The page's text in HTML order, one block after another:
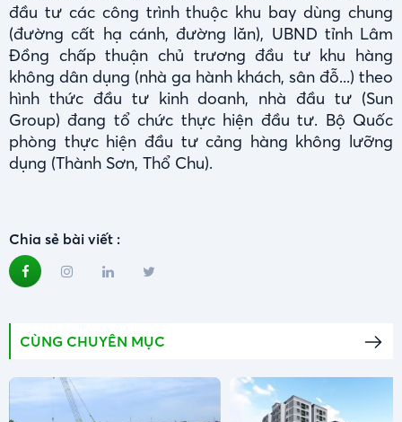
đầu tư các công trình thuộc khu bay dùng chung
(đường cất hạ cánh, đường lăn), UBND tỉnh Lâm
Đồng chấp thuận chủ trương đầu tư khu hàng
không dân dụng (nhà ga hành khách, sân đỗ...) theo
hình thức đầu tư kinh doanh, nhà đầu tư (Sun
Group) đang tổ chức thực hiện đầu tư. Bộ Quốc
phòng thực hiện đầu tư cảng hàng không lưỡng
dụng (Thành Sơn, Thổ Chu).
Chia sẻ bài viết :
CÙNG CHUYÊN MỤC